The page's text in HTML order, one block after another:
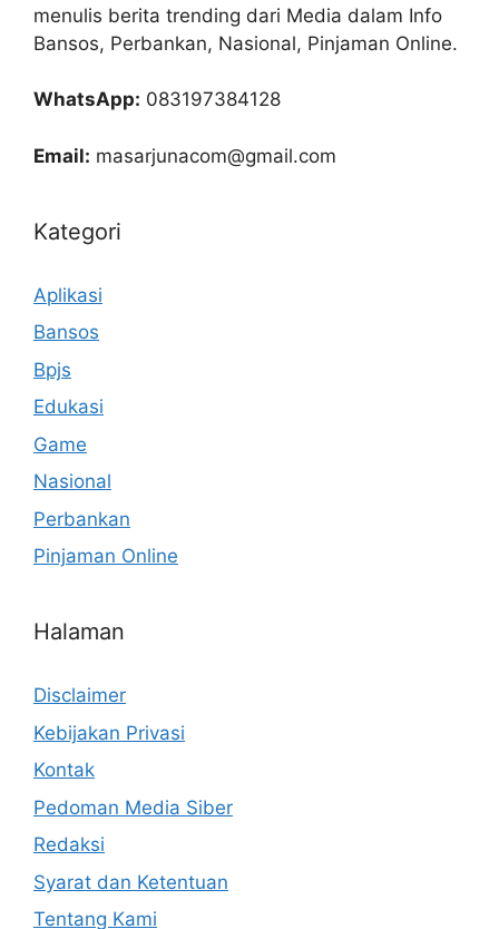
menulis berita trending dari Media dalam Info
Bansos, Perbankan, Nasional, Pinjaman Online.
WhatsApp: 083197384128
Email: masarjunacom@gmail.com
Kategori
Aplikasi
Bansos
Bpjs
Edukasi
Game
Nasional
Perbankan
Pinjaman Online
Halaman
Disclaimer
Kebijakan Privasi
Kontak
Pedoman Media Siber
Redaksi
Syarat dan Ketentuan
Tentang Kami